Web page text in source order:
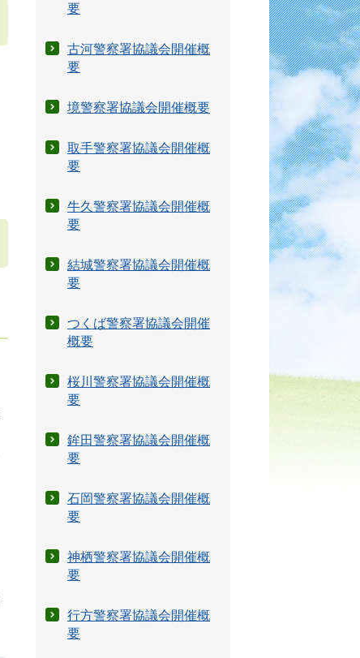
要
古河警察署協議会開催概
要
境警察署協議会開催概要
取手警察署協議会開催概
要
牛久警察署協議会開催概
要
結城警察署協議会開催概
要
つくば警察署協議会開催
概要
桜川警察署協議会開催概
要
鉾田警察署協議会開催概
要
石岡警察署協議会開催概
要
神栖警察署協議会開催概
要
行方警察署協議会開催概
要